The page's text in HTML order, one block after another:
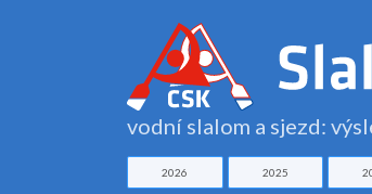
vodní slalom a sjezd:
2026 2025